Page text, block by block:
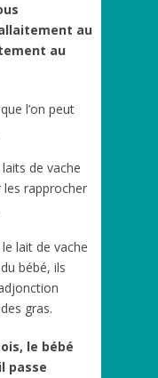
au
au
l’on peut
de vache
rapprocher
lait de vache
bébé, ils
gras.
le bébé
passe